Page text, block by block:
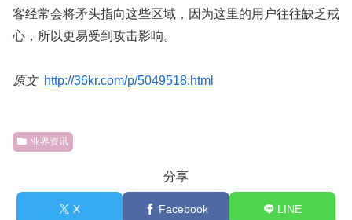
客经常会将矛头指向这些区域，因为这里的用户往往缺乏戒
心，所以更易受到攻击影响。
原文 http://36kr.com/p/5049518.html
业界资讯
分享
X Facebook LINE